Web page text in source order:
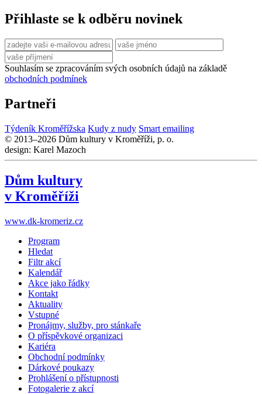
Přihlaste se k odběru novinek
Souhlasím se zpracováním svých osobních údajů na základě
obchodních podmínek
Partneři
Týdeník Kroměřížska Kudy z nudy Smart emailing
© 2013–2026 Dům kultury v Kroměříži, p. o.
design: Karel Mazoch
Dům kultury
v Kroměříži
www.dk-kromeriz.cz
Program
Hledat
Filtr akcí
Kalendář
Akce jako řádky
Kontakt
Aktuality
Vstupné
Pronájmy, služby, pro stánkaře
O příspěvkové organizaci
Kariéra
Obchodní podmínky
Dárkové poukazy
Prohlášení o přístupnosti
Fotogalerie z akcí